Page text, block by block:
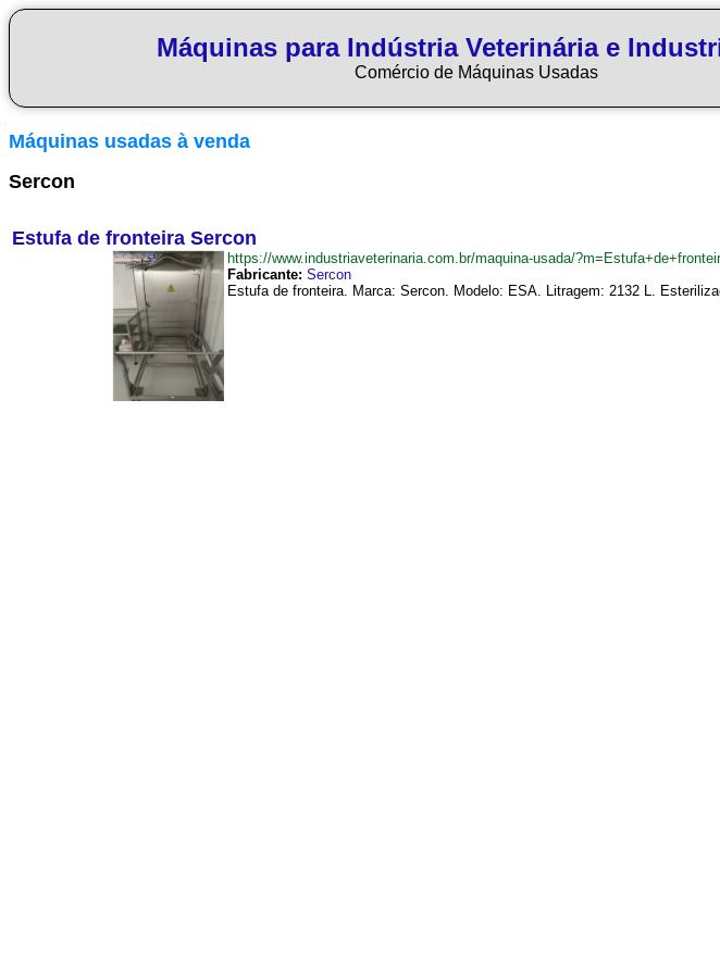
Máquinas para Indústria Veterinária e
Comércio de Máquinas Usadas
Máquinas usadas à venda
Sercon
Estufa de fronteira Sercon
https://www.industriaveterinaria.com.br/maquina-usada/
Fabricante: Sercon
Estufa de fronteira. Marca: Sercon. Modelo: ESA. Litragem: 2132 L.